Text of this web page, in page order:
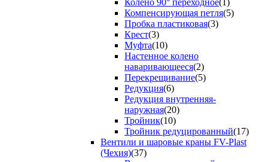
Компенсирующая петля(5)
Пробка пластиковая(3)
Крест(3)
Муфта(10)
Настенное колено
наваривающееся(2)
Перекрещивание(5)
Редукция(6)
Редукция внутренняя-
наружная(20)
Тройник(10)
Тройник редуцированный(17)
Вентили и шаровые краны FV-Plast
(Чехия)(37)